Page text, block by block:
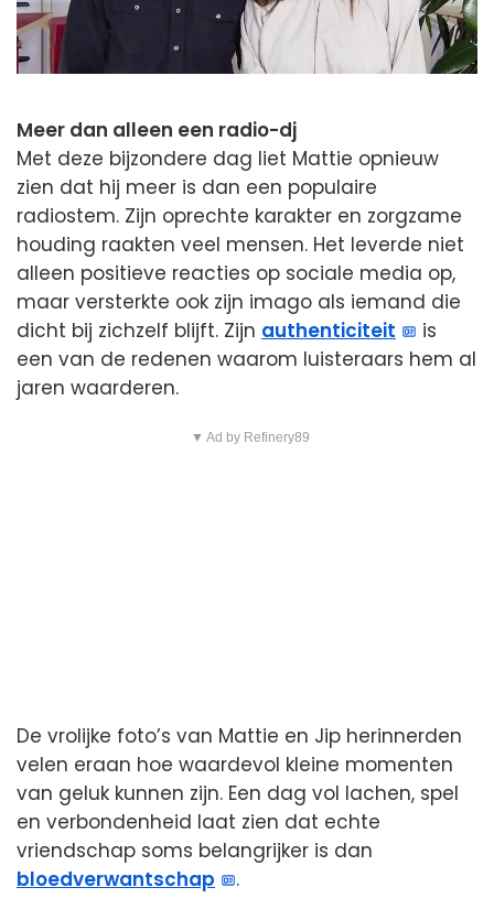
Meer dan alleen een radio-dj
Met deze bijzondere dag liet Mattie opnieuw
zien dat hij meer is dan een populaire
radiostem. Zijn oprechte karakter en zorgzame
houding raakten veel mensen. Het leverde niet
alleen positieve reacties op sociale media op,
maar versterkte ook zijn imago als iemand die
dicht bij zichzelf blijft. Zijn authenticiteit
is
een van de redenen waarom luisteraars hem al
jaren waarderen.
▼ Ad by Refinery89
De vrolijke foto’s van Mattie en Jip herinnerden
velen eraan hoe waardevol kleine momenten
van geluk kunnen zijn. Een dag vol lachen, spel
en verbondenheid laat zien dat echte
vriendschap soms belangrijker is dan
bloedverwantschap
.